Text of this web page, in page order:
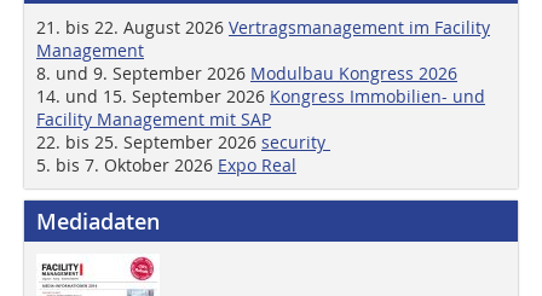
21. bis 22. August 2026 Vertragsmanagement im Facility
Management
8. und 9. September 2026 Modulbau Kongress 2026
14. und 15. September 2026 Kongress Immobilien- und
Facility Management mit SAP
22. bis 25. September 2026 security
5. bis 7. Oktober 2026 Expo Real
Mediadaten